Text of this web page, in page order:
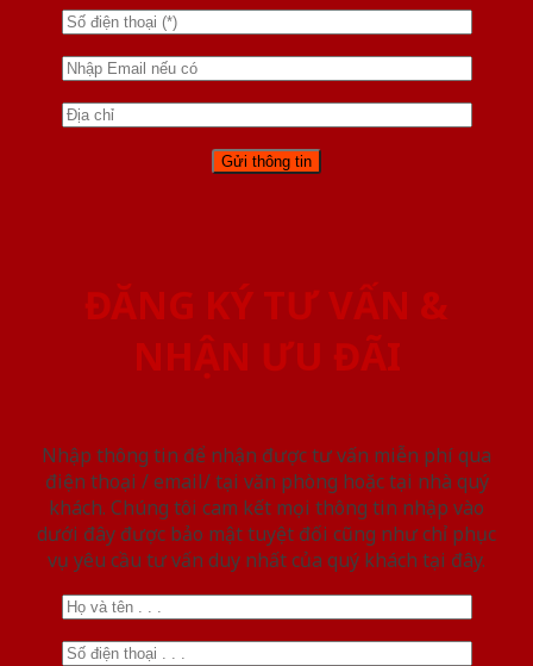
ĐĂNG KÝ TƯ VẤN &
NHẬN ƯU ĐÃI
Nhập thông tin để nhận được tư vấn miễn phí qua
điện thoại / email/ tại văn phòng hoặc tại nhà quý
khách. Chúng tôi cam kết mọi thông tin nhập vào
dưới đây được bảo mật tuyệt đối cũng như chỉ phục
vụ yêu cầu tư vấn duy nhất của quý khách tại đây.